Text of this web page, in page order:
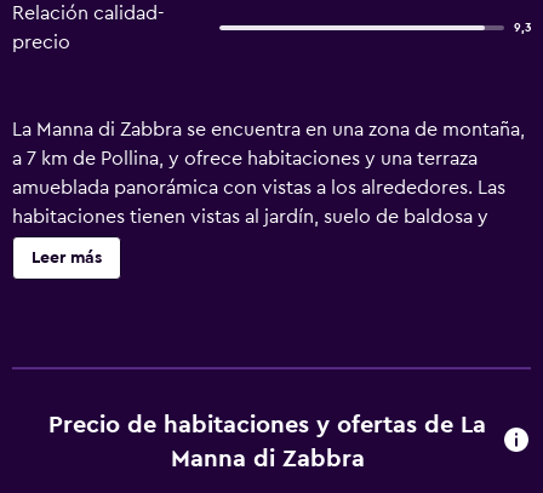
Relación calidad-
precio
9,3
La Manna di Zabbra se encuentra en una zona de montaña,
a 7 km de Pollina, y ofrece habitaciones y una terraza
amueblada panorámica con vistas a los alrededores. Las
habitaciones tienen vistas al jardín, suelo de baldosa y
conexión WiFi gratuita. El baño privado incluye secador
de pelo. El desayuno consiste en una selección de
Leer más
Precio de habitaciones y ofertas de La
Manna di Zabbra